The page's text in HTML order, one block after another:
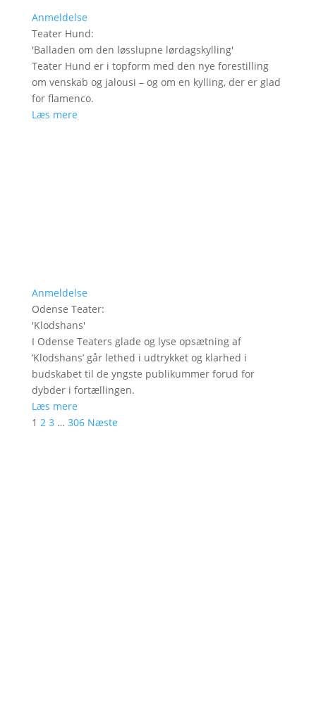
Anmeldelse
Teater Hund:
'Balladen om den løsslupne lørdagskylling'
Teater Hund er i topform med den nye forestilling
om venskab og jalousi – og om en kylling, der er glad
for flamenco.
Læs mere
Anmeldelse
Odense Teater:
'Klodshans'
I Odense Teaters glade og lyse opsætning af
’Klodshans’ går lethed i udtrykket og klarhed i
budskabet til de yngste publikummer forud for
dybder i fortællingen.
Læs mere
1 2 3 … 306 Næste